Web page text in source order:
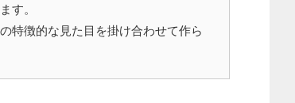
す。
特徴的な見た目を掛け合わせて作ら